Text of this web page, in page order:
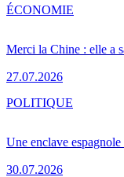
Merci la Chine : elle a
27.07.2026
ÉCONOMIE
Une enclave
30.07.2026
POLITIQUE